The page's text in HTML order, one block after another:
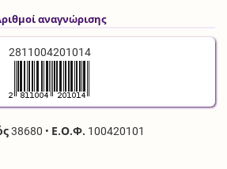
αναγνώρισης
2811004201014
38680 • Ε.Ο.Φ. 100420101